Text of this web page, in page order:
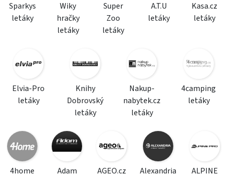
Sparkys
letáky
Wiky
hračky
letáky
Super
Zoo
letáky
A.T.U
letáky
Kasa.cz
letáky
Elvia-Pro
letáky
Knihy
Dobrovský
letáky
Nakup-
nabytek.cz
letáky
4camping
letáky
4home
Adam
AGEO.cz
Alexandria
ALPINE